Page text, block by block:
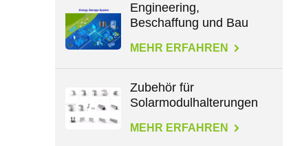
Engineering,
Beschaffung und Bau
MEHR ERFAHREN
Zubehör für
Solarmodulhalterungen
MEHR ERFAHREN